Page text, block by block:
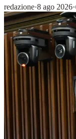
redazione·8 ago 2026·